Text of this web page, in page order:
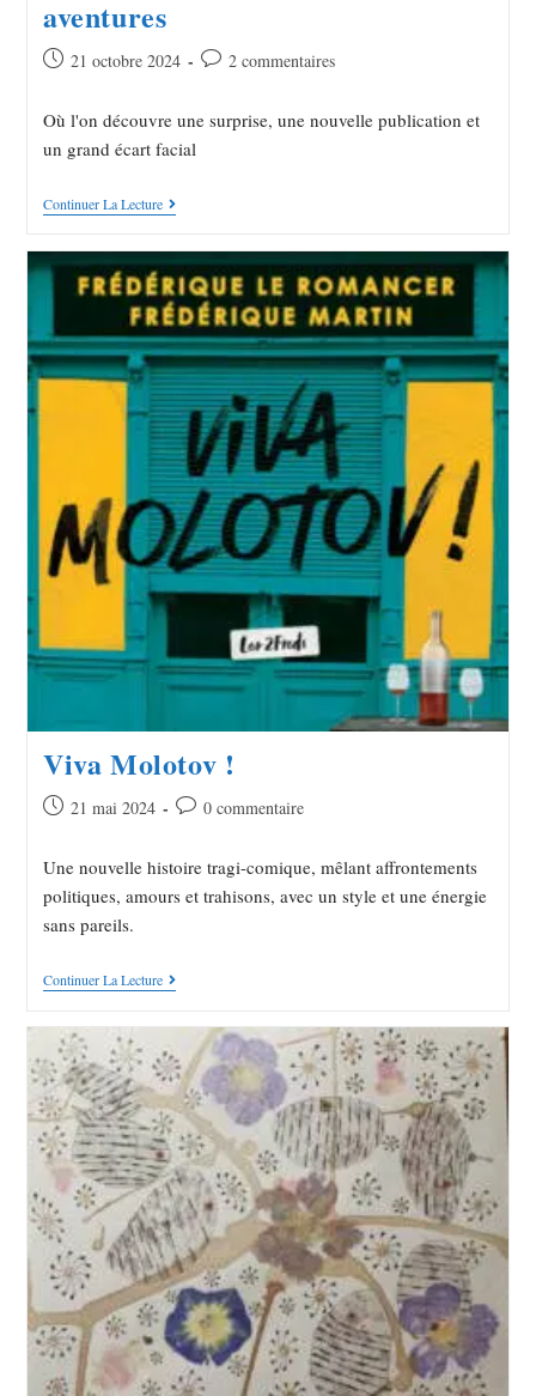
aventures
21 octobre 2024 2 commentaires
Où l'on découvre une surprise, une nouvelle publication et
un grand écart facial
Continuer La Lecture
Viva Molotov !
21 mai 2024 0 commentaire
Une nouvelle histoire tragi-comique, mêlant affrontements
politiques, amours et trahisons, avec un style et une énergie
sans pareils.
Continuer La Lecture